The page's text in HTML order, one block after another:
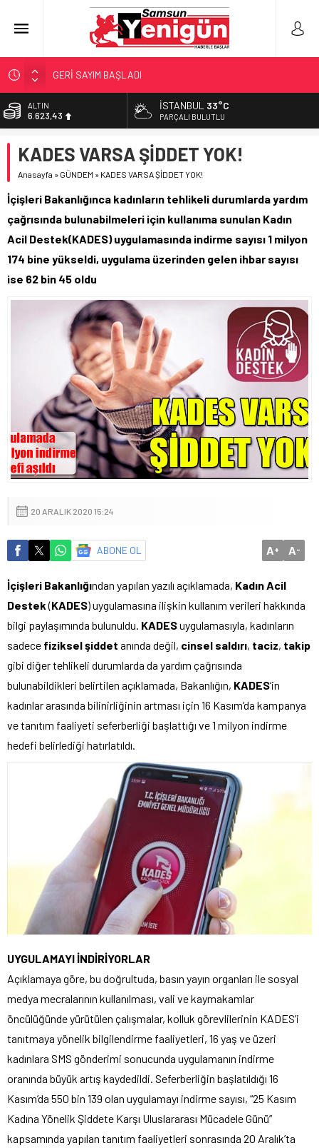
GERİ SAYIM BAŞLADI
SAMSUNSPOR’DA HEDEF 5’İNCİLİK!
‘BAFRA’YA YATIRIM YAPIN!’
YÖNETİCİ SEÇERKEN YAPILAN EN BÜYÜK HATALAR
BİST
13.785,25
47,7048
EURO
6.623,43
İSTANBUL 33°C
PARÇALI BULUTLU
KADES VARSA ŞİDDET YOK!
Anasayfa » GÜNDEM » KADES VARSA ŞİDDET YOK!
İçişleri Bakanlığınca kadınların tehlikeli durumlarda yardım
çağrısında bulunabilmeleri için kullanıma sunulan Kadın
Acil Destek(KADES) uygulamasında indirme sayısı 1 milyon
174 bine yükseldi, uygulama üzerinden gelen ihbar sayısı
ise 62 bin 45 oldu
20 ARALIK 2020 15:24
ABONE OL A+ A-
İçişleri Bakanlığından yapılan yazılı açıklamada, Kadın Acil
Destek(KADES) uygulamasına ilişkin kullanım verileri hakkında
bilgi paylaşımında bulunuldu. KADESuygulamasıyla, kadınların
sadece fiziksel şiddet anında değil, cinsel saldırı, taciz, takip
gibi diğer tehlikeli durumlarda da yardım çağrısında
bulunabildikleri belirtilen açıklamada, Bakanlığın, KADES‘in
kadınlar arasında bilinirliğinin artması için 16 Kasım’da kampanya
ve tanıtım faaliyeti seferberliği başlattığı ve 1 milyon indirme
hedefi belirlediği hatırlatıldı.
UYGULAMAYI İNDİRİYORLAR
Açıklamaya göre, bu doğrultuda, basın yayın organları ile sosyal
medya mecralarının kullanılması, vali ve kaymakamlar
öncülüğünde yürütülen çalışmalar, kolluk görevlilerinin KADES’i
tanıtmaya yönelik bilgilendirme faaliyetleri, 16 yaş ve üzeri
kadınlara SMS gönderimi sonucunda uygulamanın indirme
oranında büyük artış kaydedildi. Seferberliğin başlatıldığı 16
Kasım’da 550 bin 139 olan uygulamayı indirme sayısı, “25 Kasım
Kadına Yönelik Şiddete Karşı Uluslararası Mücadele Günü”
kapsamında yapılan tanıtım faaliyetleri sonrasında 20 Aralık’ta